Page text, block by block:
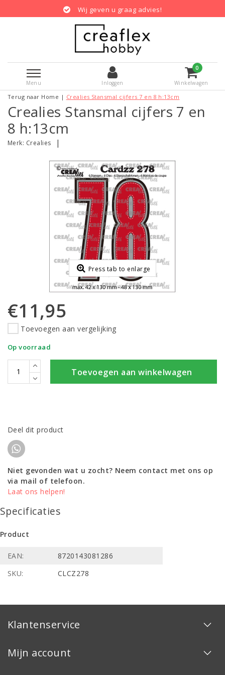
Wij geven u graag advies!
Menu Inloggen
0
Winkelwagen
Terug naar Home | Crealies Stansmal cijfers 7 en 8 h:13cm
Crealies Stansmal cijfers 7 en
8 h:13cm
Merk: Crealies |
Press tab to enlarge
€11,95
Toevoegen aan vergelijking
Op voorraad
Toevoegen aan winkelwagen
Deel dit product
Niet gevonden wat u zocht? Neem contact met ons op
via mail of telefoon.
Laat ons helpen!
Specificaties
Product
EAN:
8720143081286
SKU:
CLCZ278
Klantenservice
Mijn account